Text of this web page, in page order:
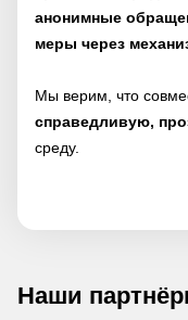
анонимные
меры через
Мы верим, что
справедливую,
среду.
Наши